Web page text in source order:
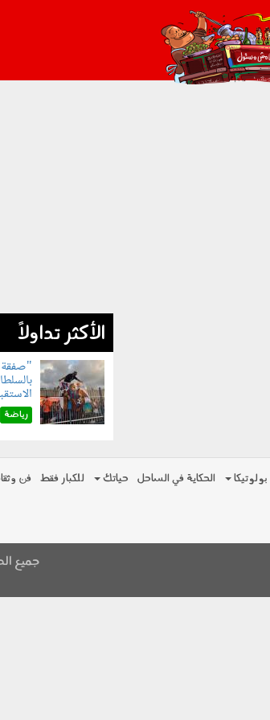
021_2.png
الأكثر تداولاً
070801.jpg
"صفقة
رياضة
بولوتيكا الحكاية في الساحل حياتك للكبار فقط فن
جميع